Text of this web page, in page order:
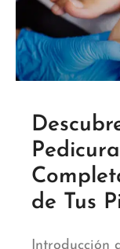
de Tus
Introducción